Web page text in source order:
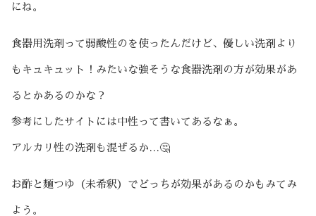
にね。
食器用洗剤って弱酸性のを使ったんだけど、優しい洗剤より
もキュキュット！みたいな強そうな食器洗剤の方が効果があ
るとかあるのかな？
参考にしたサイトには中性って書いてあるなぁ。
アルカリ性の洗剤も混ぜるか…🤔
お酢と麺つゆ（未希釈）でどっちが効果があるのかもみてみ
よう。